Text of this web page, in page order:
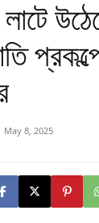
May 8, 2025